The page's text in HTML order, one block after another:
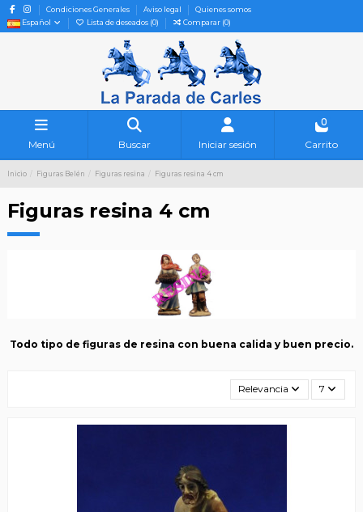
Condiciones Generales Aviso legal
Quienes somos
Español
Lista de deseados (0) Comparar (0)
Menú Buscar Iniciar sesión
0
Carrito
Inicio Figuras Belén Figuras resina Figuras resina 4 cm
Figuras resina 4 cm
Todo tipo de figuras de resina con buena calida y buen precio.
Relevancia 7